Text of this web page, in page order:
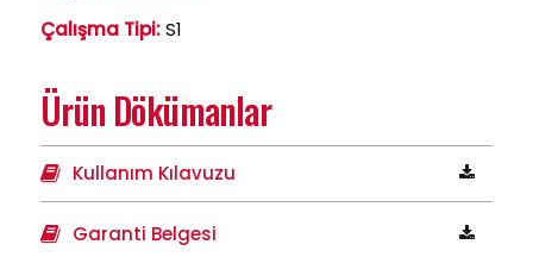
Çalışma Tipi:S1
Ürün Dökümanlar
Kullanım Kılavuzu
Garanti Belgesi